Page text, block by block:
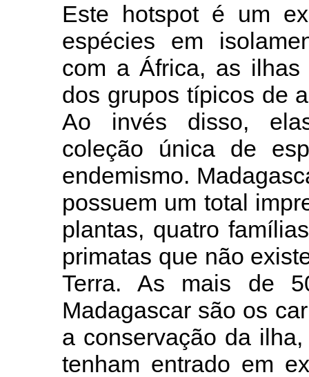
Este hotspot é um
espécies em
com a África, as ilhas
dos grupos típicos de
Ao invés disso,
coleção única de
endemismo.
possuem um total
plantas, quatro
primatas que não
Terra. As mais de
Madagascar são os
a conservação da
tenham entrado em